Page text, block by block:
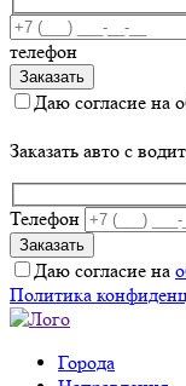
телефон
Даю согласие на
Заказать авто с
Телефон
Даю согласие на
Политика
Города